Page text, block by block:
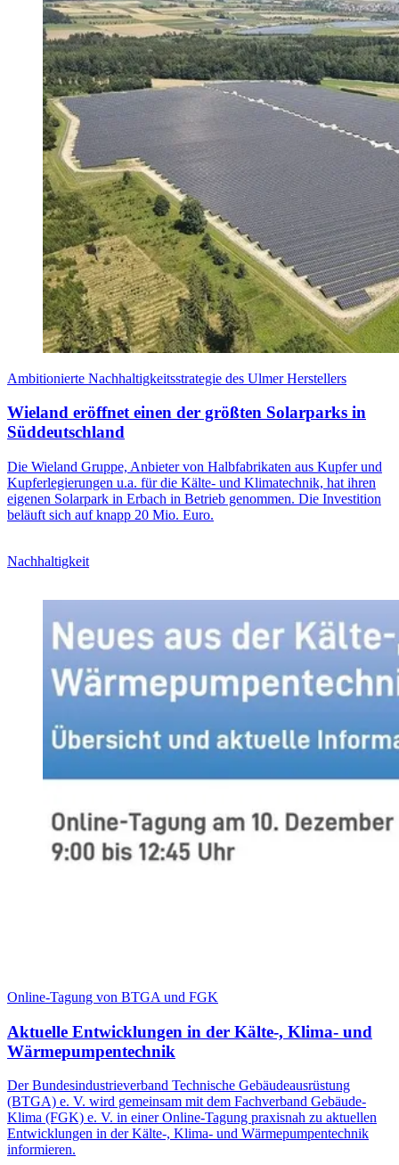
Ambitionierte Nachhaltigkeitsstrategie des Ulmer Herstellers
Wieland eröffnet einen der größten Solarparks in
Süddeutschland
Die Wieland Gruppe, Anbieter von Halbfabrikaten aus Kupfer und
Kupferlegierungen u.a. für die Kälte- und Klimatechnik, hat ihren
eigenen Solarpark in Erbach in Betrieb genommen. Die Investition
beläuft sich auf knapp 20 Mio. Euro.
Nachhaltigkeit
Online-Tagung von BTGA und FGK
Aktuelle Entwicklungen in der Kälte-, Klima- und
Wärmepumpentechnik
Der Bundesindustrieverband Technische Gebäudeausrüstung
(BTGA) e. V. wird gemeinsam mit dem Fachverband Gebäude-
Klima (FGK) e. V. in einer Online-Tagung praxisnah zu aktuellen
Entwicklungen in der Kälte-, Klima- und Wärmepumpentechnik
informieren.